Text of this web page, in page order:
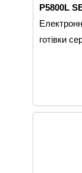
P5800L
готівки